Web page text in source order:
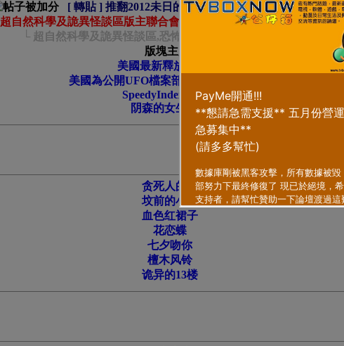
[ 轉貼 ] 推翻2012未日的理論 (不喜勿踩 )
...2 3 4 5 6..11
超自然科學及詭異怪談區版主聯合會議室
- [閱讀權限150 ]
└ 超自然科學及詭異怪談區,恐怖貼圖區, 驚嚇短片版主請進
版塊主題
美國最新釋放ufo影片
美國為公開UFO檔案部署! 離真相不遠了!
SpeedyIndex google
阴森的女生澡堂
贪死人的财
坟前的小草
血色红裙子
花恋蝶
七夕吻你
檀木风铃
诡异的13楼